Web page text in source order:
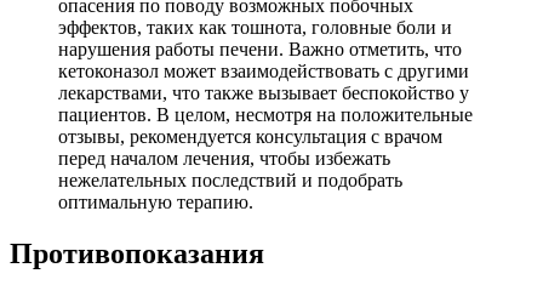
опасения по поводу возможных побочных
эффектов, таких как тошнота, головные боли и
нарушения работы печени. Важно отметить, что
кетоконазол может взаимодействовать с другими
лекарствами, что также вызывает беспокойство у
пациентов. В целом, несмотря на положительные
отзывы, рекомендуется консультация с врачом
перед началом лечения, чтобы избежать
нежелательных последствий и подобрать
оптимальную терапию.
Противопоказания